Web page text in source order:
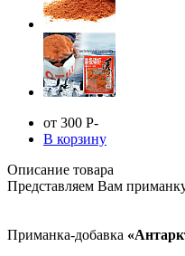
от 300 Р-
В корзину
Описание товара
Представляем Вам
Приманка-добавка